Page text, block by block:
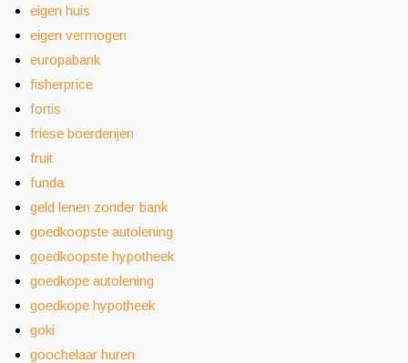
eigen huis
eigen vermogen
europabank
fisherprice
fortis
friese boerderijen
fruit
funda
geld lenen zonder bank
goedkoopste autolening
goedkoopste hypotheek
goedkope autolening
goedkope hypotheek
goki
goochelaar huren